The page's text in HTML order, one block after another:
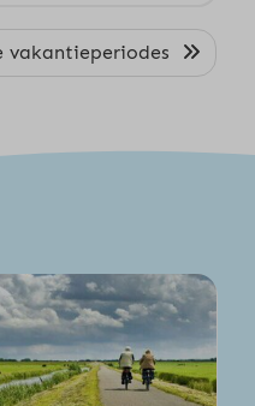
vakantieperiodes